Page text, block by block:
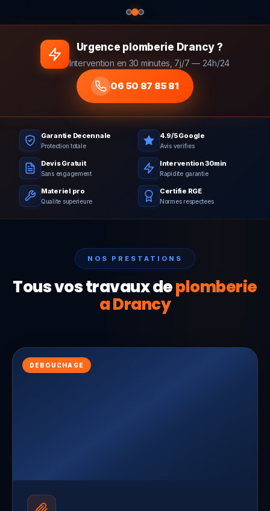
Urgence plomberie Drancy ?
Intervention en 30 minutes, 7j/7 — 24h/24
06 50 87 85 81
Garantie Decennale
Protection totale
4.9/5 Google
Avis verifies
Devis Gratuit
Sans engagement
Intervention 30min
Rapidite garantie
Materiel pro
Qualite superieure
Certifie RGE
Normes respectees
NOS PRESTATIONS
Tous vos travaux deplomberie
a Drancy
DEBOUCHAGE